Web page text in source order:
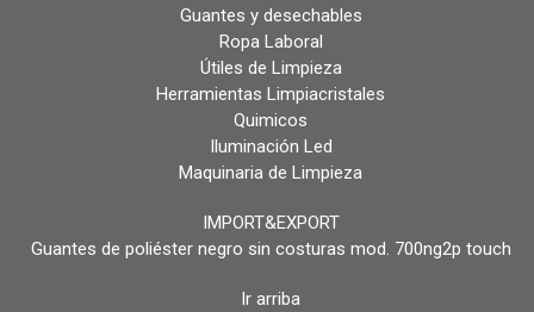
Guantes y desechables
Ropa Laboral
Útiles de Limpieza
Herramientas Limpiacristales
Quimicos
Iluminación Led
Maquinaria de Limpieza
IMPORT&EXPORT
Guantes de poliéster negro sin costuras mod. 700ng2p touch
Ir arriba